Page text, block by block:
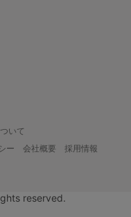
いて
ー 会社概要
採用情報
reserved.